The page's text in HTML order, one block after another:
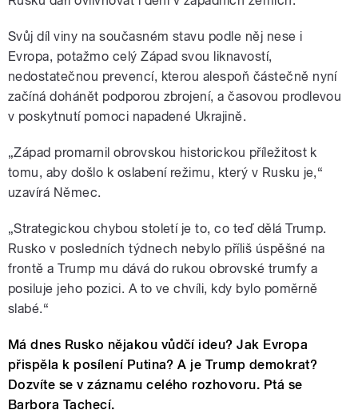
Svůj díl viny na současném stavu podle něj nese i
Evropa, potažmo celý Západ svou liknavostí,
nedostatečnou prevencí, kterou alespoň částečně nyní
začíná dohánět podporou zbrojení, a časovou prodlevou
v poskytnutí pomoci napadené Ukrajině.
„Západ promarnil obrovskou historickou příležitost k
tomu, aby došlo k oslabení režimu, který v Rusku je,“
uzavírá Němec.
„Strategickou chybou století je to, co teď dělá Trump.
Rusko v posledních týdnech nebylo příliš úspěšné na
frontě a Trump mu dává do rukou obrovské trumfy a
posiluje jeho pozici. A to ve chvíli, kdy bylo poměrně
slabé.“
Má dnes Rusko nějakou vůdčí ideu? Jak Evropa
přispěla k posílení Putina? A je Trump demokrat?
Dozvíte se v záznamu celého rozhovoru. Ptá se
Barbora Tachecí.